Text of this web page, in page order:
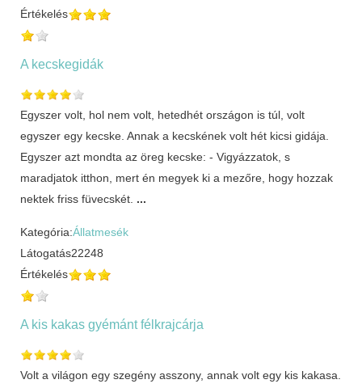
Értékelés
A kecskegidák
Egyszer volt, hol nem volt, hetedhét országon is túl, volt
egyszer egy kecske. Annak a kecskének volt hét kicsi gidája.
Egyszer azt mondta az öreg kecske: - Vigyázzatok, s
maradjatok itthon, mert én megyek ki a mezőre, hogy hozzak
nektek friss füvecskét. ...
Kategória:Állatmesék
Látogatás22248
Értékelés
A kis kakas gyémánt félkrajcárja
Volt a világon egy szegény asszony, annak volt egy kis kakasa.